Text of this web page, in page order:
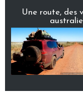
Une route, des